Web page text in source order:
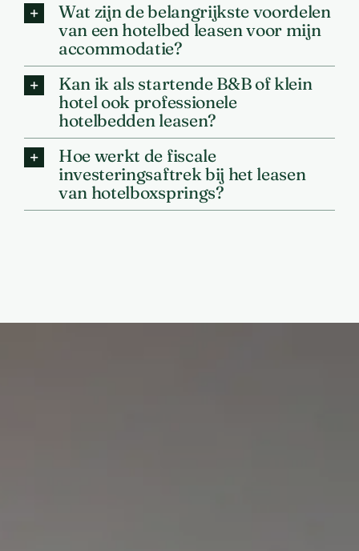
Wat zijn de belangrijkste voordelen
van een hotelbed leasen voor mijn
accommodatie?
Kan ik als startende B&B of klein
hotel ook professionele
hotelbedden leasen?
Hoe werkt de fiscale
investeringsaftrek bij het leasen
van hotelboxsprings?